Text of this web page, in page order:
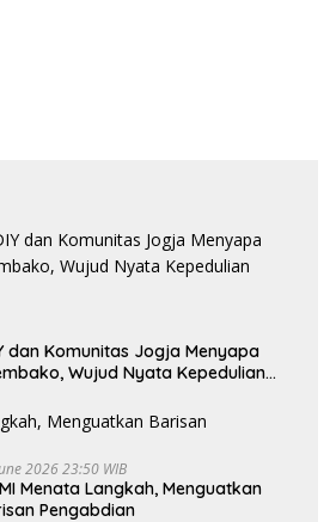
dan Komunitas Jogja Menyapa
Wujud Nyata Kepedulian
2026 23:50 WIB
Menata Langkah, Menguatkan
Pengabdian